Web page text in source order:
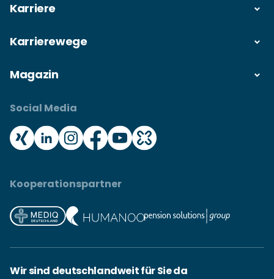
Karriere
Karrierewege
Magazin
Social Media
Kooperationspartner
Wir sind deutschlandweit für Sie da